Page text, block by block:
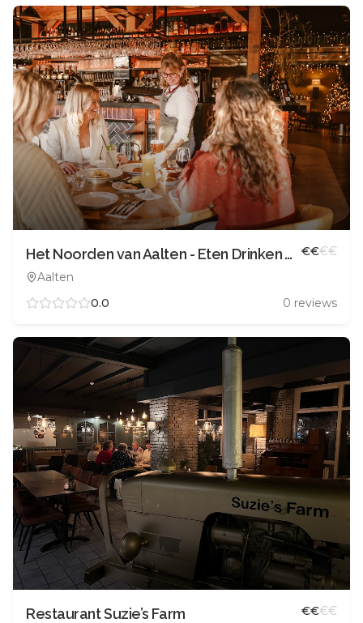
Het Noorden van Aalten - Eten Drinken Vieren
Aalten
€€€€
0.0 0 reviews
Restaurant Suzie’s Farm €€€€